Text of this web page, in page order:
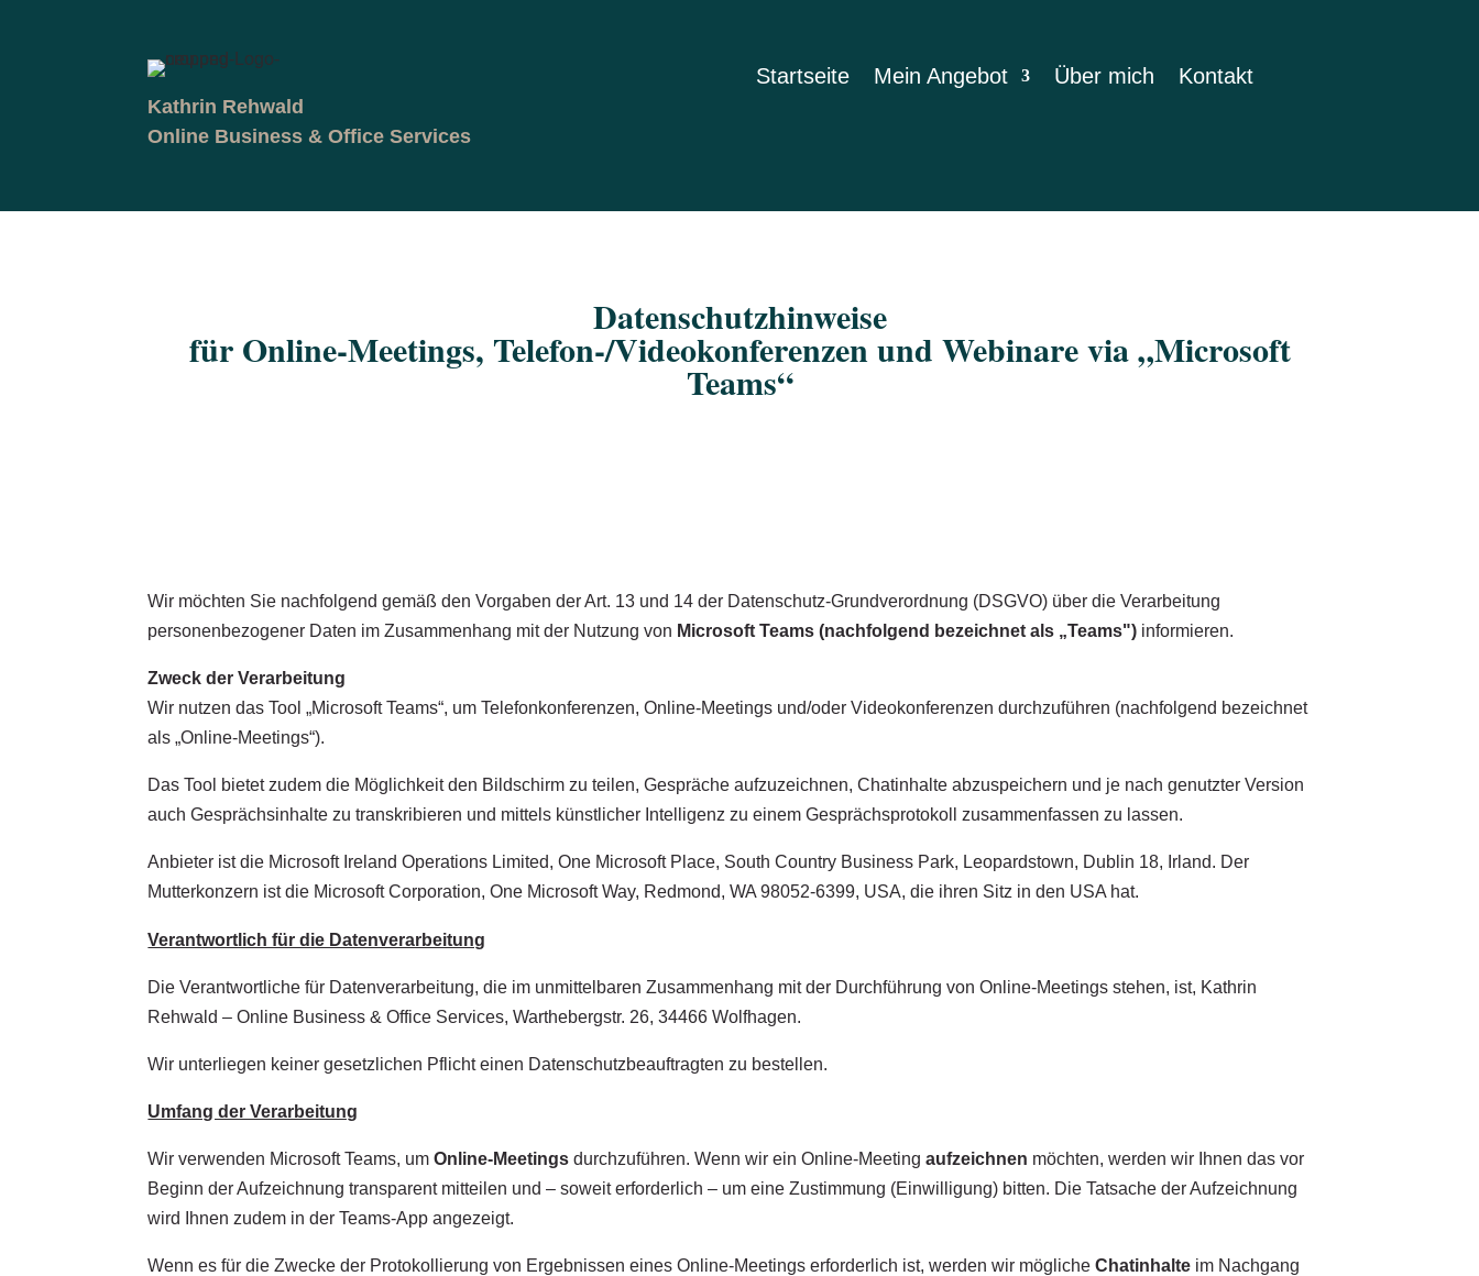
Startseite Mein Angebot Über mich Kontakt
Kathrin Rehwald
Online Business & Office Services
Datenschutzhinweise
für Online-Meetings, Telefon-/Videokonferenzen und Webinare via „Microsoft
Teams“
Wir möchten Sie nachfolgend gemäß den Vorgaben der Art. 13 und 14 der Datenschutz-Grundverordnung (DSGVO) über die Verarbeitung
personenbezogener Daten im Zusammenhang mit der Nutzung von Microsoft Teams (nachfolgend bezeichnet als „Teams") informieren.
Zweck der Verarbeitung
Wir nutzen das Tool „Microsoft Teams“, um Telefonkonferenzen, Online-Meetings und/oder Videokonferenzen durchzuführen (nachfolgend bezeichnet
als „Online-Meetings“).
Das Tool bietet zudem die Möglichkeit den Bildschirm zu teilen, Gespräche aufzuzeichnen, Chatinhalte abzuspeichern und je nach genutzter Version
auch Gesprächsinhalte zu transkribieren und mittels künstlicher Intelligenz zu einem Gesprächsprotokoll zusammenfassen zu lassen.
Anbieter ist die Microsoft Ireland Operations Limited, One Microsoft Place, South Country Business Park, Leopardstown, Dublin 18, Irland. Der
Mutterkonzern ist die Microsoft Corporation, One Microsoft Way, Redmond, WA 98052-6399, USA, die ihren Sitz in den USA hat.
Verantwortlich für die Datenverarbeitung
Die Verantwortliche für Datenverarbeitung, die im unmittelbaren Zusammenhang mit der Durchführung von Online-Meetings stehen, ist, Kathrin
Rehwald – Online Business & Office Services, Warthebergstr. 26, 34466 Wolfhagen.
Wir unterliegen keiner gesetzlichen Pflicht einen Datenschutzbeauftragten zu bestellen.
Umfang der Verarbeitung
Wir verwenden Microsoft Teams, umOnline-Meetings durchzuführen. Wenn wir ein Online-Meetingaufzeichnen möchten, werden wir Ihnen das vor
Beginn der Aufzeichnung transparent mitteilen und – soweit erforderlich – um eine Zustimmung (Einwilligung) bitten. Die Tatsache der Aufzeichnung
wird Ihnen zudem in der Teams-App angezeigt.
Wenn es für die Zwecke der Protokollierung von Ergebnissen eines Online-Meetings erforderlich ist, werden wir möglicheChatinhalte im Nachgang